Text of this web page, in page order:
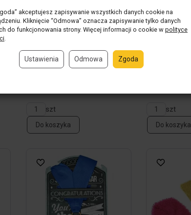
Złoty medal - Vip
Produkt w magazynie(202 szt)
szt
Do koszyka
szt
Do koszyka
akceptujesz zapisywanie wszystkich danych cookie na
Kliknięcie “Odmowa” oznacza zapisywanie tylko danych
do funkcjonowania strony. Więcej informacji o cookie w polityce
Ustawienia Odmowa Zgoda